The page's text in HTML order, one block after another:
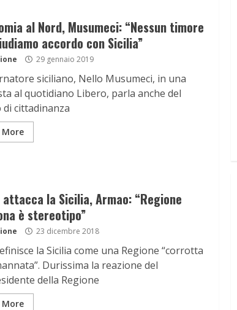
al Nord, Musumeci: “Nessun timore
accordo con Sicilia”
29 gennaio 2019
siciliano, Nello Musumeci, in una
al quotidiano Libero, parla anche del
di cittadinanza
More
la Sicilia, Armao: “Regione
è stereotipo”
23 dicembre 2018
la Sicilia come una Regione “corrotta
Durissima la reazione del
della Regione
More